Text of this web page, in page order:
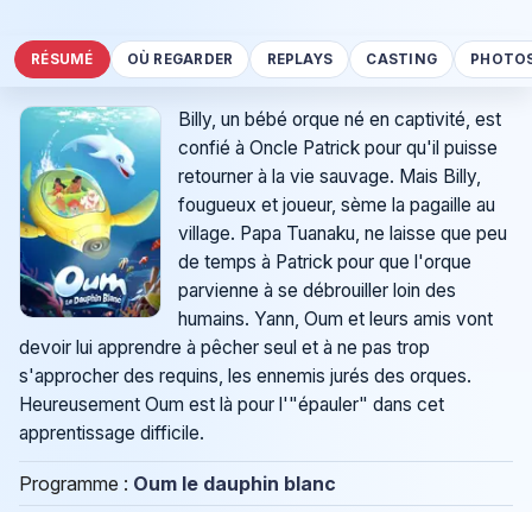
RÉSUMÉ OÙ REGARDER REPLAYS CASTING
Billy, un bébé orque né en captivité, est
confié à Oncle Patrick pour qu'il puisse
retourner à la vie sauvage. Mais Billy,
fougueux et joueur, sème la pagaille au
village. Papa Tuanaku, ne laisse que peu
de temps à Patrick pour que l'orque
parvienne à se débrouiller loin des
humains. Yann, Oum et leurs amis vont
devoir lui apprendre à pêcher seul et à ne pas trop
s'approcher des requins, les ennemis jurés des orques.
Heureusement Oum est là pour l'"épauler" dans cet
apprentissage difficile.
Programme : Oum le dauphin blanc